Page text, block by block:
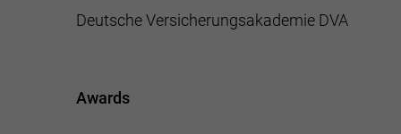
Deutsche Versicherungsakademie DVA
Awards